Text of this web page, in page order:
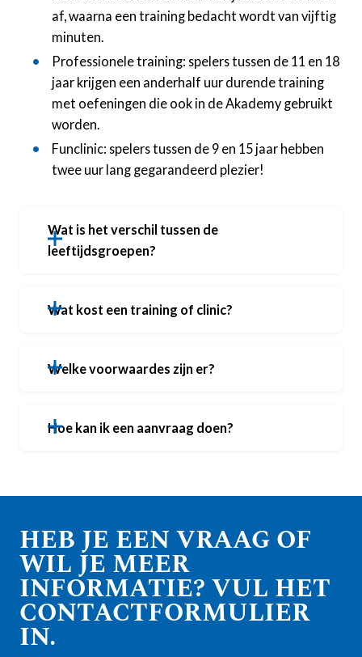
af, waarna een training bedacht wordt van vijftig
minuten.
Professionele training: spelers tussen de 11 en 18
jaar krijgen een anderhalf uur durende training
met oefeningen die ook in de Akademy gebruikt
worden.
Funclinic: spelers tussen de 9 en 15 jaar hebben
twee uur lang gegarandeerd plezier!
Wat is het verschil tussen de
leeftijdsgroepen?
Wat kost een training of clinic?
Welke voorwaardes zijn er?
Hoe kan ik een aanvraag doen?
HEB JE EEN VRAAG OF
WIL JE MEER
INFORMATIE? VUL HET
CONTACTFORMULIER
IN.